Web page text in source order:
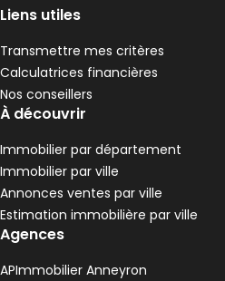
Liens utiles
Transmettre mes critères
Calculatrices financières
Nos conseillers
À découvrir
Immobilier par département
Immobilier par ville
Annonces ventes par ville
Estimation immobilière par ville
Agences
APImmobilier Anneyron